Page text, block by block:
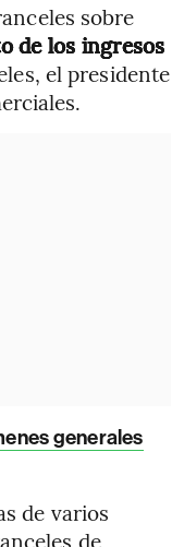
sobre
de los ingresos
el presidente
generales
de varios
de